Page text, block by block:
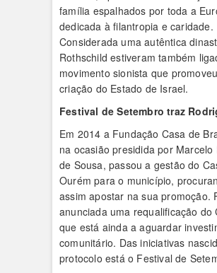
família espalhados por toda a
dedicada à filantropia e caridade.
Considerada uma autêntica
Rothschild estiveram também
movimento sionista que
criação do Estado de Israel.
Festival de Setembro traz
Em 2014 a Fundação Casa de
na ocasião presidida por Marcelo
de Sousa, passou a gestão do
Ourém para o município,
assim apostar na sua promoção.
anunciada uma requalificação do
que está ainda a aguardar
comunitário. Das iniciativas
protocolo está o Festival de